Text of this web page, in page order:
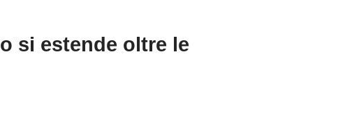
si estende oltre le